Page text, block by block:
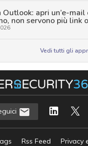
Outlook: apri un’e-mail
non servono più link
Vedi tutti gli
Rss Feed
Privacy